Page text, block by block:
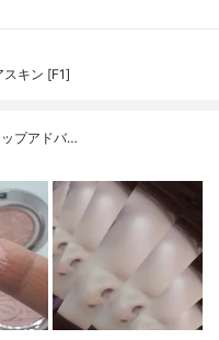
スキン [F1]
プアドバ…